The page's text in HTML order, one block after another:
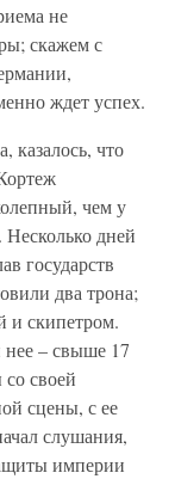
не
скажем с
ждет успех.
казалось, что
чем у
дней
государств
два трона;
и скипетром.
нее – свыше 17
своей
сцены, с ее
слушания,
империи